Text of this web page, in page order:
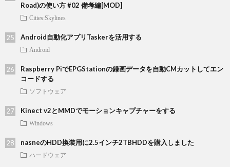
Road)の使い方 #02 備考編[MOD]
Cities:Skylines
Android自動化アプリTaskerを活用する
Android
Raspberry PiでEPGStationの録画データを自動CMカットしてエン
コードする
ソフトウェア
Kinect v2とMMDでモーションキャプチャーをする
Windows
nasneのHDD換装用に2.5インチ2TBHDDを購入しました
ハードウェア